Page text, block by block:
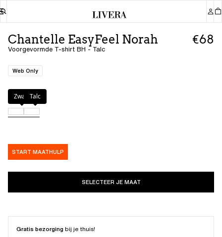
Chantelle EasyFeel Norah
Voorgevormde T-shirt BH - Talc
€68
Web Only
Kleur: Talc
Zwart Talc
START MAATHULP
SELECTEER JE MAAT
Gratis bezorgingbij je thuis!